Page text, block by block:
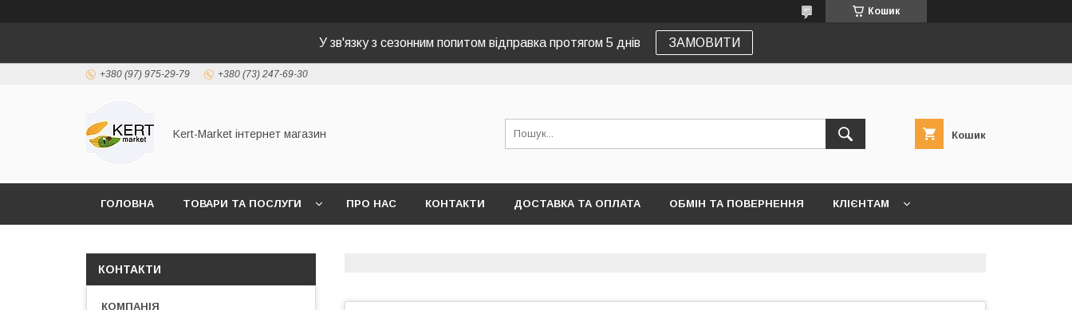
Кошик
У зв'язку з сезонним попитом відправка протягом 5 днів ЗАМОВИТИ
+380 (97) 975-29-79 +380 (73) 247-69-30
Kert-Market інтернет магазин Кошик
ГОЛОВНА ТОВАРИ ТА ПОСЛУГИ ПРО НАС КОНТАКТИ ДОСТАВКА ТА ОПЛАТА ОБМІН ТА ПОВЕРНЕННЯ КЛІЄНТАМ
КОНТАКТИ